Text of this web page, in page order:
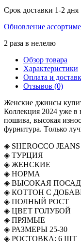
Срок доставки 1-2 дня
Обновление
2 раза в нелелю
Обзор товара
Характеристики
Оплата и
Отзывов (0)
Женские джинсы
Коллекция 2024 уже в
пошива, высокая
фурнитура. Tолько
◈ SHEROCCO
◈ ТУРЦИЯ
◈ ЖЕНСКИЕ
◈ НОРМА
◈ ВЫСОКАЯ
◈ КОТТОН С
◈ ПОЛНЫЙ РОСТ
◈ ЦВЕТ ГОЛУБОЙ
◈ ПРЯМЫЕ
◈ РАЗМЕРЫ 25-30
◈ РОСТОВКА: 6 ШТ